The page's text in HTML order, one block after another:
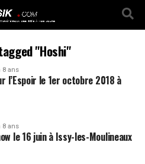
"Hoshi"
8 ans
l’Espoir le 1er octobre 2018 à
8 ans
le 16 juin à Issy-les-Moulineaux